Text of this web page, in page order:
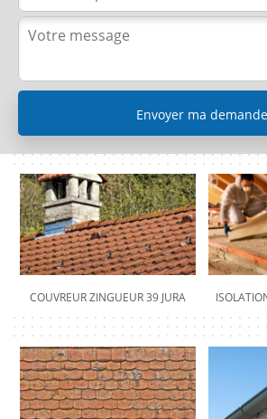
COUVREUR ZINGUEUR 39 JURA